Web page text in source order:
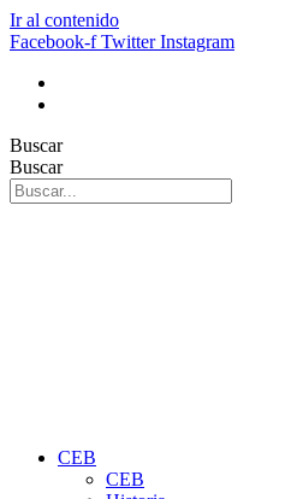
Ir al contenido
Facebook-f Twitter Instagram
Buscar
Buscar
CEB
CEB